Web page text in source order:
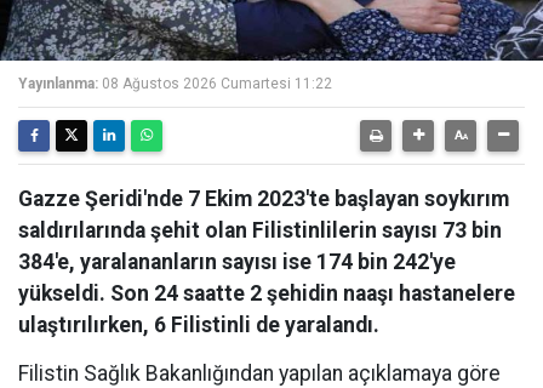
Yayınlanma: 08 Ağustos 2026 Cumartesi 11:22
Gazze Şeridi'nde 7 Ekim 2023'te başlayan soykırım
saldırılarında şehit olan Filistinlilerin sayısı 73 bin
384'e, yaralananların sayısı ise 174 bin 242'ye
yükseldi. Son 24 saatte 2 şehidin naaşı hastanelere
ulaştırılırken, 6 Filistinli de yaralandı.
Filistin Sağlık Bakanlığından yapılan açıklamaya göre